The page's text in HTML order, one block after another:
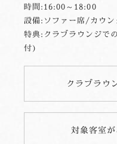
時間:16:00～18:00
設備:ソファー席/カウ
特典:クラブラウンジで
付)
クラブラウ
対象客室